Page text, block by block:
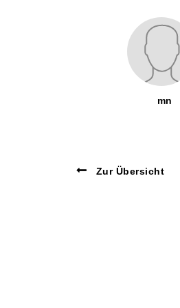
mn
Zur Übersicht